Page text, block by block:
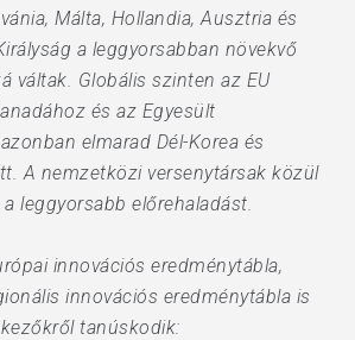
Málta, Hollandia, Ausztria és
a leggyorsabban növekvő
váltak. Globális szinten az EU
és az Egyesült
elmarad Dél-Korea és
A nemzetközi versenytársak közül
leggyorsabb előrehaladást.
innovációs eredménytábla,
innovációs eredménytábla is
tanúskodik: